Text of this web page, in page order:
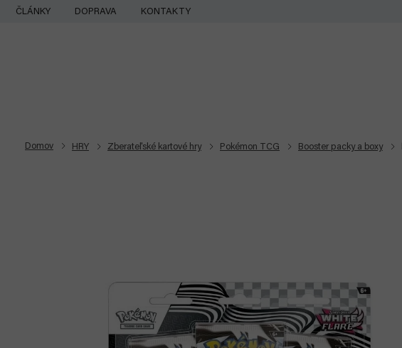
Prejsť
ČLÁNKY DOPRAVA KONTAKTY
Domov HRY Zberateľské kartové hry Pokémon TCG Booster packy a boxy